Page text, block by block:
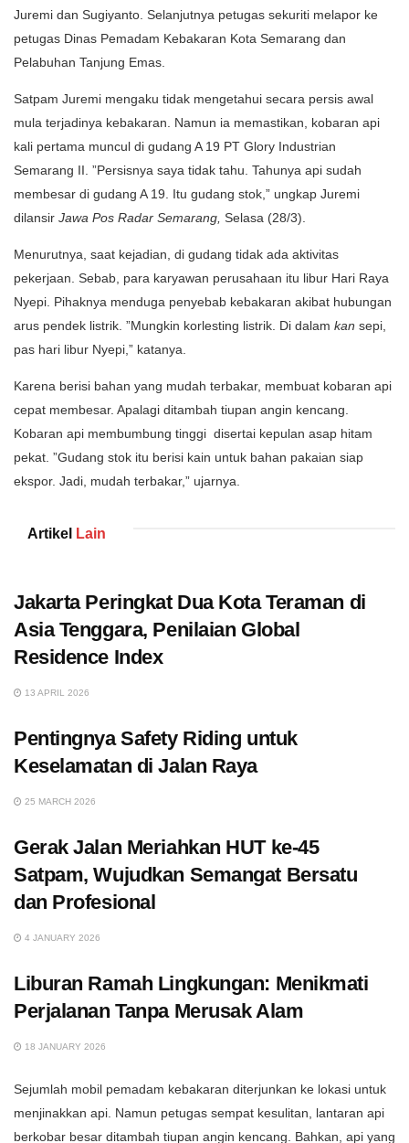
Juremi dan Sugiyanto. Selanjutnya petugas sekuriti melapor ke
petugas Dinas Pemadam Kebakaran Kota Semarang dan
Pelabuhan Tanjung Emas.
Satpam Juremi mengaku tidak mengetahui secara persis awal
mula terjadinya kebakaran. Namun ia memastikan, kobaran api
kali pertama muncul di gudang A 19 PT Glory Industrian
Semarang II. ”Persisnya saya tidak tahu. Tahunya api sudah
membesar di gudang A 19. Itu gudang stok,” ungkap Juremi
dilansir Jawa Pos Radar Semarang Selasa (28/3).
Menurutnya, saat kejadian, di gudang tidak ada aktivitas
pekerjaan. Sebab, para karyawan perusahaan itu libur Hari Raya
Nyepi. Pihaknya menduga penyebab kebakaran akibat hubungan
arus pendek listrik. ”Mungkin korlesting listrik. Di dalam kan sepi,
pas hari libur Nyepi,” katanya.
Karena berisi bahan yang mudah terbakar, membuat kobaran api
cepat membesar. Apalagi ditambah tiupan angin kencang.
Kobaran api membumbung tinggi disertai kepulan asap hitam
pekat. ”Gudang stok itu berisi kain untuk bahan pakaian siap
ekspor. Jadi, mudah terbakar,” ujarnya.
Artikel Lain
Jakarta Peringkat Dua Kota Teraman di
Asia Tenggara, Penilaian Global
Residence Index
13 APRIL 2026
Pentingnya Safety Riding untuk
Keselamatan di Jalan Raya
25 MARCH 2026
Gerak Jalan Meriahkan HUT ke-45
Satpam, Wujudkan Semangat Bersatu
dan Profesional
4 JANUARY 2026
Liburan Ramah Lingkungan: Menikmati
Perjalanan Tanpa Merusak Alam
18 JANUARY 2026
Sejumlah mobil pemadam kebakaran diterjunkan ke lokasi untuk
menjinakkan api. Namun petugas sempat kesulitan, lantaran api
berkobar besar ditambah tiupan angin kencang. Bahkan, api yang